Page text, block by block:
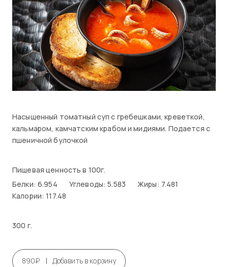
Насыщенный томатный суп с гребешками, креветкой,
кальмаром, камчатским крабом и мидиями. Подается с
пшеничной булочкой
Пищевая ценность в 100г.
Белки: 6.954
Углеводы: 5.583
Жиры: 7.481
Калории: 117.48
300 г.
890₽ | Добавить в корзину